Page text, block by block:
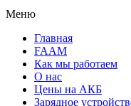
Меню
Главная
FAAM
Как мы работаем
О нас
Цены на АКБ
Зарядное